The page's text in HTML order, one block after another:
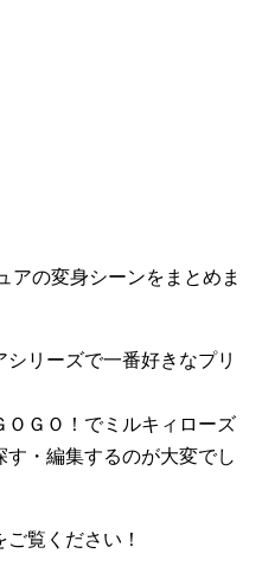
アの変身シーンをまとめま
リーズで一番好きなプリ
ＯＧＯ！でミルキィローズ
・編集するのが大変でし
覧ください！